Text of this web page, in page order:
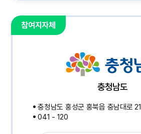
참여지자체
충청남도
충청남도 홍성군 홍북읍 충남대로 21
041 - 120